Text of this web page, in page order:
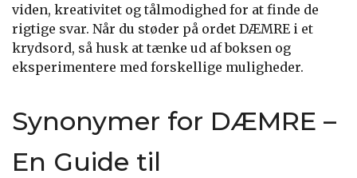
viden, kreativitet og tålmodighed for at finde de
rigtige svar. Når du støder på ordet DÆMRE i et
krydsord, så husk at tænke ud af boksen og
eksperimentere med forskellige muligheder.
Synonymer for DÆMRE –
En Guide til